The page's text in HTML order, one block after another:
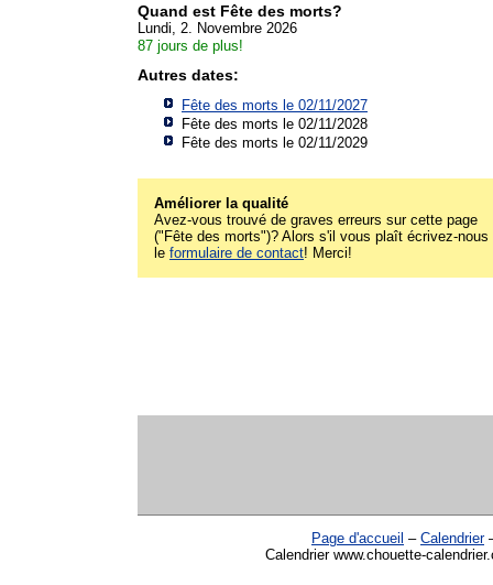
Quand est Fête des morts?
Lundi, 2. Novembre 2026
87 jours de plus!
Autres dates:
Fête des morts le 02/11/2027
Fête des morts le 02/11/2028
Fête des morts le 02/11/2029
Améliorer la qualité
Avez-vous trouvé de graves erreurs sur cette page
("Fête des morts")? Alors s'il vous plaît écrivez-nous
le formulaire de contact! Merci!
Page d'accueil – Calendrier
Calendrier www.chouette-